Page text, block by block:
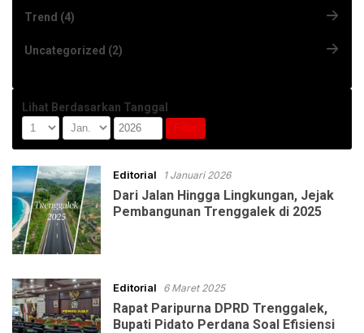
Trend (4)
Uncategorized (2)
Lihat Berdasarkan Tanggal
Editorial 1 Januari 2026
Dari Jalan Hingga Lingkungan, Jejak
Pembangunan Trenggalek di 2025
Editorial 6 Maret 2025
Rapat Paripurna DPRD Trenggalek,
Bupati Pidato Perdana Soal Efisiensi